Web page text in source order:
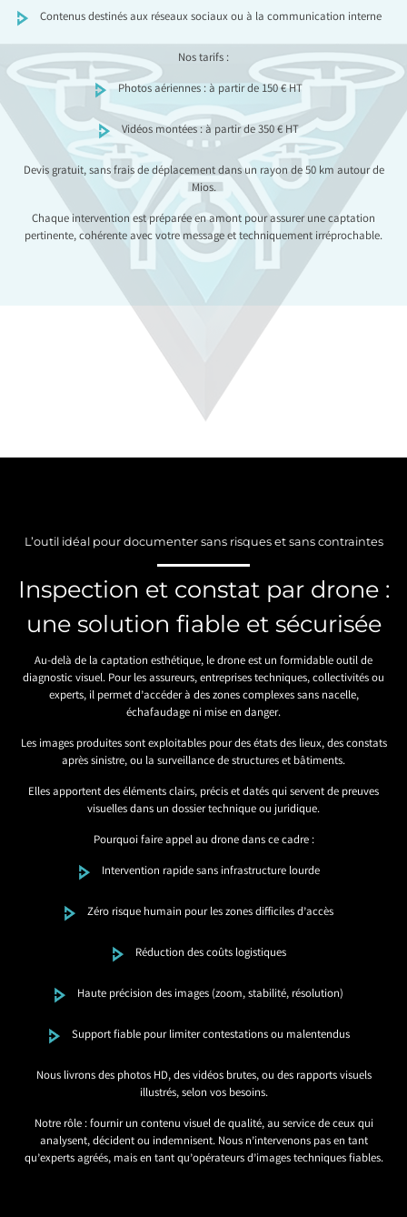
Contenus destinés aux réseaux sociaux ou à la communication interne
Nos tarifs :
Photos aériennes : à partir de 150 € HT
Vidéos montées : à partir de 350 € HT
Devis gratuit, sans frais de déplacement dans un rayon de 50 km autour de
Mios.
Chaque intervention est préparée en amont pour assurer une captation
pertinente, cohérente avec votre message et techniquement irréprochable.
L’outil idéal pour documenter sans risques et sans contraintes
Inspection et constat par drone :
une solution fiable et sécurisée
Au-delà de la captation esthétique, le drone est un formidable outil de
diagnostic visuel. Pour les assureurs, entreprises techniques, collectivités ou
experts, il permet d’accéder à des zones complexes sans nacelle,
échafaudage ni mise en danger.
Les images produites sont exploitables pour des états des lieux, des constats
après sinistre, ou la surveillance de structures et bâtiments.
Elles apportent des éléments clairs, précis et datés qui servent de preuves
visuelles dans un dossier technique ou juridique.
Pourquoi faire appel au drone dans ce cadre :
Intervention rapide sans infrastructure lourde
Zéro risque humain pour les zones difficiles d’accès
Réduction des coûts logistiques
Haute précision des images (zoom, stabilité, résolution)
Support fiable pour limiter contestations ou malentendus
Nous livrons des photos HD, des vidéos brutes, ou des rapports visuels
illustrés, selon vos besoins.
Notre rôle : fournir un contenu visuel de qualité, au service de ceux qui
analysent, décident ou indemnisent. Nous n’intervenons pas en tant
qu’experts agréés, mais en tant qu’opérateurs d’images techniques fiables.